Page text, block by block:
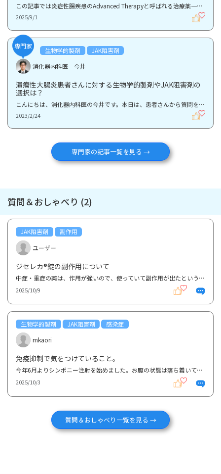
この記事では炎症性腸疾患のAdvanced Therapyと呼ばれる治療薬一覧を紹介します。 Advanced Therapyと...
2025/9/1
専門家
生物学的製剤
JAK阻害剤
消化器内科医 今井
潰瘍性大腸炎患者さんに対する生物学的製剤やJAK阻害剤の
選択は？
こんにちは、消化器内科医の今井です。本日は、患者さんから質問を受けることが多い、潰瘍性大腸炎（UC...
2023/2/24
専門家の記事一覧を見る →
質問＆おしゃべり (2)
JAK阻害剤
副作用
ユーザー
ジセレカ®錠の副作用について
中症・重症の薬は、作用が強いので、使っていて副作用が出たという方は多いのではないでしょうか。 ジ...
2025/10/9
生物学的製剤 JAK阻害剤
感染症
mkaori
免疫抑制で気をつけていること。
今年6月よりシンポニー注射を始めました。お腹の状態は落ち着いていい具合ですが、なんとなく免疫が落ち...
2025/10/3
質問＆おしゃべり一覧を見る →